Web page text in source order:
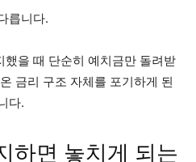
릅니다.
을 때 단순히 예치금만 돌려받
금리 구조 자체를 포기하게 된
다.
하면 놓치게 되는